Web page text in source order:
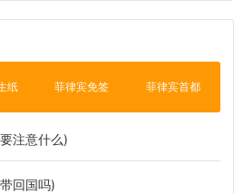
纸 菲律宾免签 菲律宾首都
注意什么)
回国吗)